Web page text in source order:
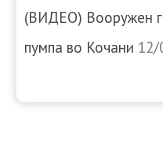
(ВИДЕО) Вооружен
пумпа во Кочани 12/